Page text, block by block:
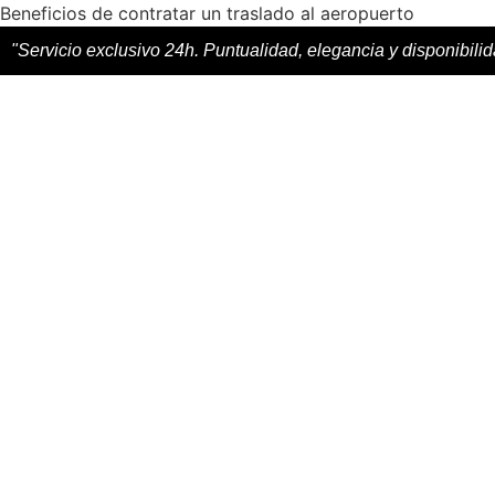
Beneficios de contratar un traslado al aeropuerto
"Servicio exclusivo 24h. Puntualidad, elegancia y